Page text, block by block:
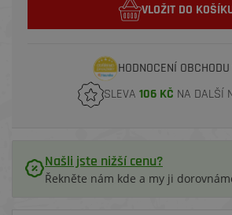
VLOŽIT DO
HODNOCENÍ OBCHODU
SLEVA 106 KČ NA DALŠÍ
Našli jste nižší cenu?
Řekněte nám kde a my ji